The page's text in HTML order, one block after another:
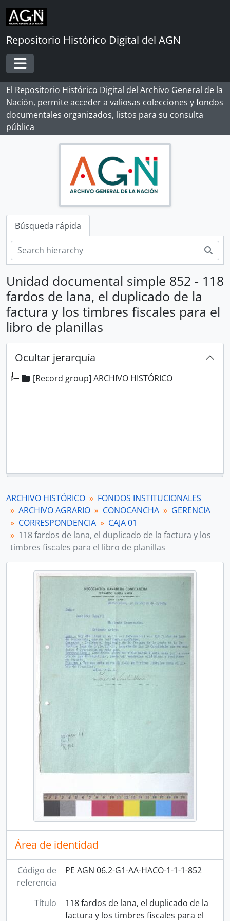
Skip to main content
Repositorio Histórico Digital del AGN
Toggle navigation
El Repositorio Histórico Digital del Archivo General de la
Nación, permite acceder a valiosas colecciones y fondos
documentales organizados, listos para su consulta
pública
Búsqueda rápida
Unidad documental simple 852 - 118
fardos de lana, el duplicado de la
factura y los timbres fiscales para el
libro de planillas
Ocultar jerarquía
[Record group] ARCHIVO HISTÓRICO
ARCHIVO HISTÓRICO
FONDOS INSTITUCIONALES
ARCHIVO AGRARIO
CONOCANCHA
GERENCIA
CORRESPONDENCIA
CAJA 01
118 fardos de lana, el duplicado de la factura y los
timbres fiscales para el libro de planillas
Área de identidad
Código de
referencia
PE AGN 06.2-G1-AA-HACO-1-1-1-852
Título
118 fardos de lana, el duplicado de la
factura y los timbres fiscales para el